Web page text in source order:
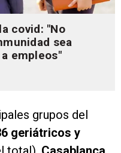
covid: "No
sea
empleos"
grupos del
geriátricos y